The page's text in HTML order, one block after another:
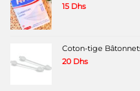
15 Dhs
Coton-tige
20 Dhs